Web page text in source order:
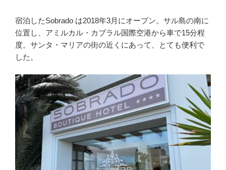
宿泊したSobrado は2018年3月にオープン。サル島の南に
位置し、アミルカル・カブラル国際空港から車で15分程
度。サンタ・マリアの街の近くにあって、とても便利で
した。